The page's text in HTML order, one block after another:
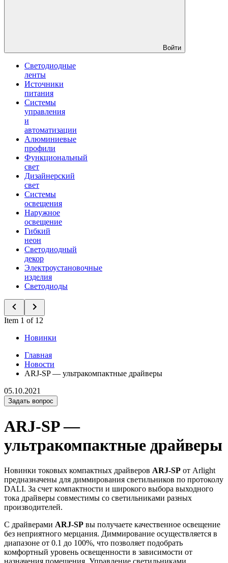
Войти
Светодиодные
ленты
Источники
питания
Системы
управления
и
автоматизации
Алюминиевые
профили
Функциональный
свет
Дизайнерский
свет
Системы
освещения
Наружное
освещение
Гибкий
неон
Светодиодный
декор
Электроустановочные
изделия
Светодиоды
Item 1 of 12
Новинки
Главная
Новости
ARJ-SP — ультракомпактные драйверы
05.10.2021
Задать вопрос
ARJ-SP —
ультракомпактные драйверы
Новинки токовых компактных драйверов ARJ-SP от Arlight
предназначены для диммирования светильников по протоколу
DALI. За счет компактности и широкого выбора выходного
тока драйверы совместимы со светильниками разных
производителей.
С драйверами ARJ-SP вы получаете качественное освещение
без неприятного мерцания. Диммирование осуществляется в
диапазоне от 0.1 до 100%, что позволяет подобрать
комфортный уровень освещенности в зависимости от
назначения помещения. Управление светильниками